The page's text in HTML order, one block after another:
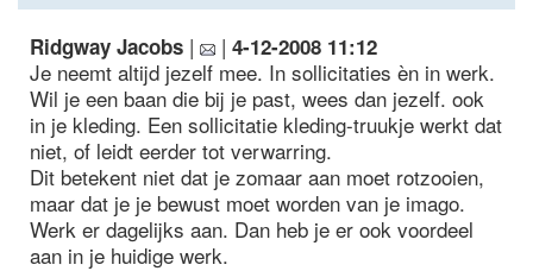
Ridgway Jacobs | | 4-12-2008 11:12
Je neemt altijd jezelf mee. In sollicitaties èn in werk.
Wil je een baan die bij je past, wees dan jezelf. ook
in je kleding. Een sollicitatie kleding-truukje werkt dat
niet, of leidt eerder tot verwarring.
Dit betekent niet dat je zomaar aan moet rotzooien,
maar dat je je bewust moet worden van je imago.
Werk er dagelijks aan. Dan heb je er ook voordeel
aan in je huidige werk.